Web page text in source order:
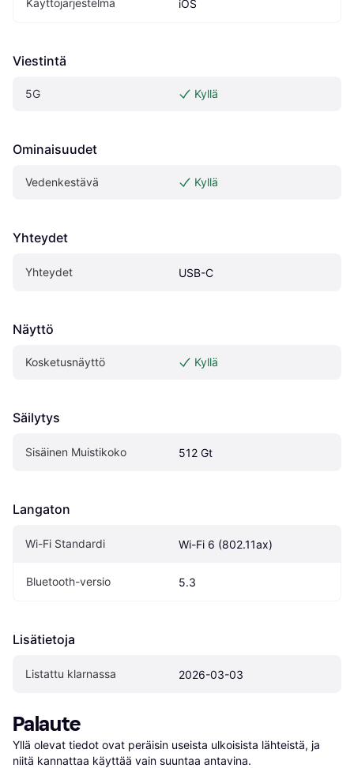
iOS
Viestintä
5G Kyllä
Ominaisuudet
Vedenkestävä Kyllä
Yhteydet
Yhteydet USB-C
Näyttö
Kosketusnäyttö Kyllä
Säilytys
Sisäinen Muistikoko 512 Gt
Langaton
Wi-Fi Standardi Wi-Fi 6 (802.11ax)
Bluetooth-versio 5.3
Lisätietoja
Listattu klarnassa 2026-03-03
Palaute
Yllä olevat tiedot ovat peräisin useista ulkoisista lähteistä, ja
niitä kannattaa käyttää vain suuntaa antavina.